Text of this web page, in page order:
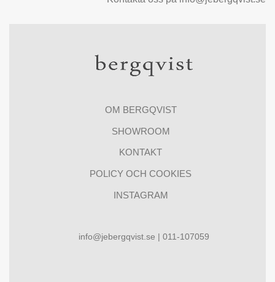
OM BERGQVIST
SHOWROOM
KONTAKT
POLICY OCH COOKIES
INSTAGRAM
info@jebergqvist.se | 011-107059